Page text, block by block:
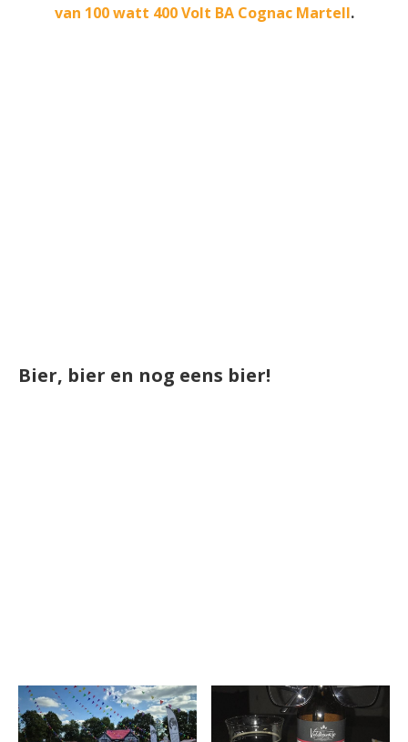
van 100 watt 400 Volt BA Cognac Martell.
Bier, bier en nog eens bier!